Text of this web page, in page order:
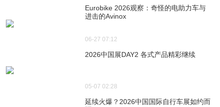
Eurobike 2026观察：奇怪的电助力车与
进击的Avinox
06-27 07:12
2026中国展DAY2 各式产品精彩继续
05-07 02:28
延续火爆？2026中国国际自行车展如约而